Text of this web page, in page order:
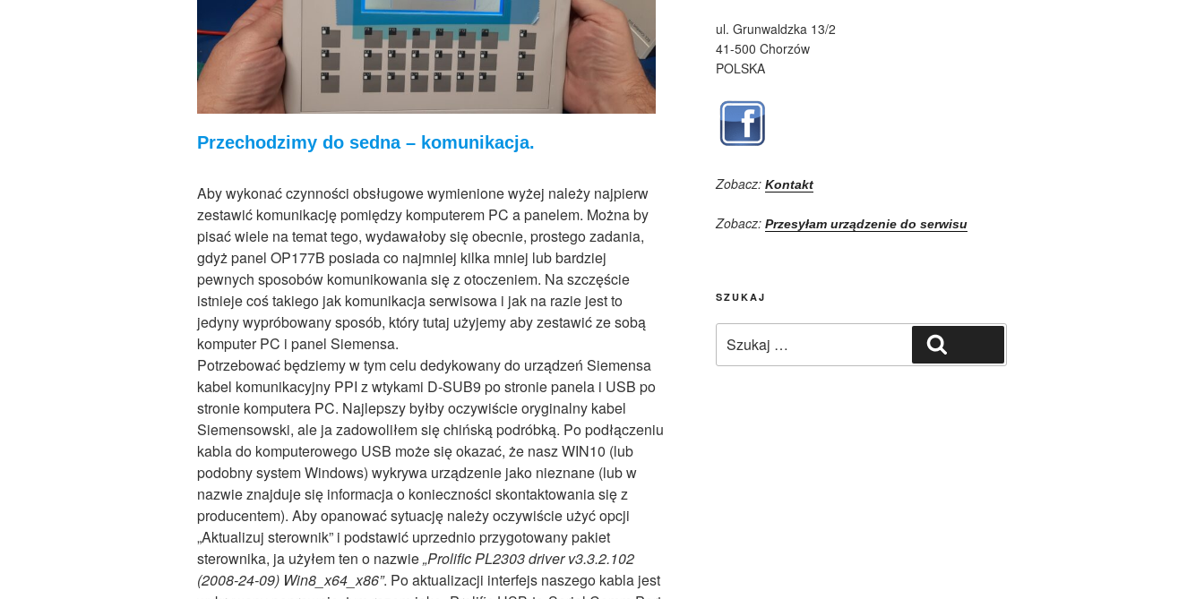
Przechodzimy do sedna – komunikacja.
Aby wykonać czynności obsługowe wymienione wyżej należy najpierw
zestawić komunikację pomiędzy komputerem PC a panelem. Można by
pisać wiele na temat tego, wydawałoby się obecnie, prostego zadania,
gdyż panel OP177B posiada co najmniej kilka mniej lub bardziej
pewnych sposobów komunikowania się z otoczeniem. Na szczęście
istnieje coś takiego jak komunikacja serwisowa i jak na razie jest to
jedyny wypróbowany sposób, który tutaj użyjemy aby zestawić ze sobą
komputer PC i panel Siemensa.
Potrzebować będziemy w tym celu dedykowany do urządzeń Siemensa
kabel komunikacyjny PPI z wtykami D-SUB9 po stronie panela i USB po
stronie komputera PC. Najlepszy byłby oczywiście oryginalny kabel
Siemensowski, ale ja zadowoliłem się chińską podróbką. Po podłączeniu
kabla do komputerowego USB może się okazać, że nasz WIN10 (lub
podobny system Windows) wykrywa urządzenie jako nieznane (lub w
nazwie znajduje się informacja o konieczności skontaktowania się z
producentem). Aby opanować sytuację należy oczywiście użyć opcji
„Aktualizuj sterownik” i podstawić uprzednio przygotowany pakiet
sterownika, ja użyłem ten o nazwie„Prolific PL2303 driver v3.3.2.102
(2008-24-09) Win8_x64_x86”. Po aktualizacji interfejs naszego kabla jest
ul. Grunwaldzka 13/2
41-500 Chorzów
POLSKA
Zobacz: Kontakt
Zobacz: Przesyłam urządzenie do serwisu
SZUKAJ